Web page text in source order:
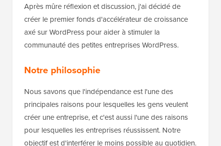
Après mûre réflexion et discussion, j'ai décidé de
créer le premier fonds d'accélérateur de croissance
axé sur WordPress pour aider à stimuler la
communauté des petites entreprises WordPress.
Notre philosophie
Nous savons que l'indépendance est l'une des
principales raisons pour lesquelles les gens veulent
créer une entreprise, et c'est aussi l'une des raisons
pour lesquelles les entreprises réussissent. Notre
objectif est d'interférer le moins possible au quotidien.